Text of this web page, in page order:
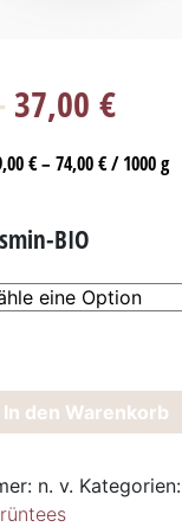
37,00 €
€– 74,00€/1000g
BIO
In den Warenkorb
n. v. Kategorien: